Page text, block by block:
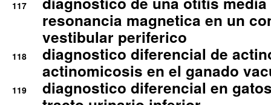
117
resonancia magnetica en un
vestibular periferico
118
diagnostico diferencial de
actinomicosis en el ganado
119
diagnostico diferencial en